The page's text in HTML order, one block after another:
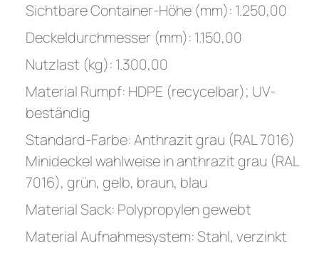
Sichtbare Container-Höhe (mm): 1.250,00
Deckeldurchmesser (mm): 1.150,00
Nutzlast (kg): 1.300,00
Material Rumpf: HDPE (recycelbar); UV-
beständig
Standard-Farbe: Anthrazit grau (RAL 7016)
Minideckel wahlweise in anthrazit grau (RAL
7016), grün, gelb, braun, blau
Material Sack: Polypropylen gewebt
Material Aufnahmesystem: Stahl, verzinkt